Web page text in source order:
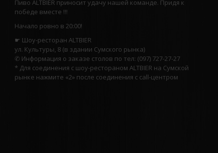
Пиво ALTBIER приносит удачу нашей команде. Придя к
победе вместе !!!
Начало ровно в 20:00!
☛ Шоу-ресторан ALTBIER
ул. Культуры, 8 (в здании Сумского рынка)
✆ Информация о заказе столов по тел: (097) 727-27-27
* Для соединения с шоу-рестораном ALTBIER на Сумской
рынке нажмите «2» после соединения с call-центром